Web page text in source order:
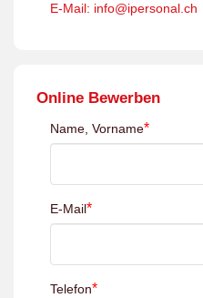
E-Mail: info@ipersonal.ch
Online Bewerben
Name, Vorname*
E-Mail*
Telefon*